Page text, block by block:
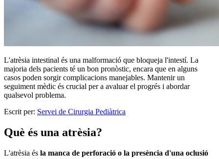
L'atrèsia intestinal és una malformació que bloqueja l'intestí. La
majoria dels pacients té un bon pronòstic, encara que en alguns
casos poden sorgir complicacions manejables. Mantenir un
seguiment mèdic és crucial per a avaluar el progrés i abordar
qualsevol problema.
Escrit per: Servei de Cirurgia Pediàtrica
Què és una atrèsia?
L'atrèsia és la manca de perforació o la presència d'una oclusió